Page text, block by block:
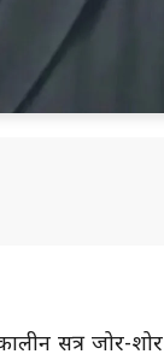
सत्र जोर-